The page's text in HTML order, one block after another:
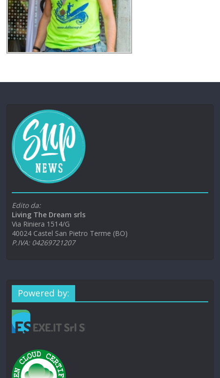
Edito da:
Living The Dream srls
Via Riniera 1514/G
40024 Castel San Pietro Terme (BO)
P.IVA: 04269721207
Powered by: